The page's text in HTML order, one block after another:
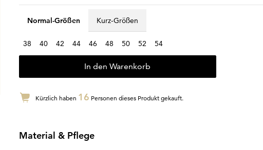
Normal-Größen Kurz-Größen
38 40 42 44 46 48 50 52 54
In den Warenkorb
Kürzlich haben 16 Personen dieses Produkt gekauft.
Material & Pflege